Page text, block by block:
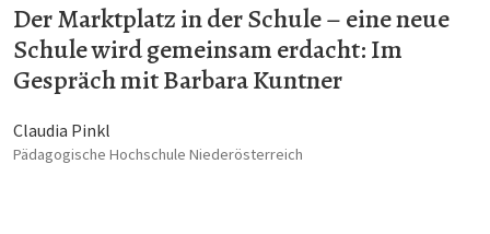
Der Marktplatz in der Schule – eine neue
Schule wird gemeinsam erdacht: Im
Gespräch mit Barbara Kuntner
Claudia Pinkl
Pädagogische Hochschule Niederösterreich